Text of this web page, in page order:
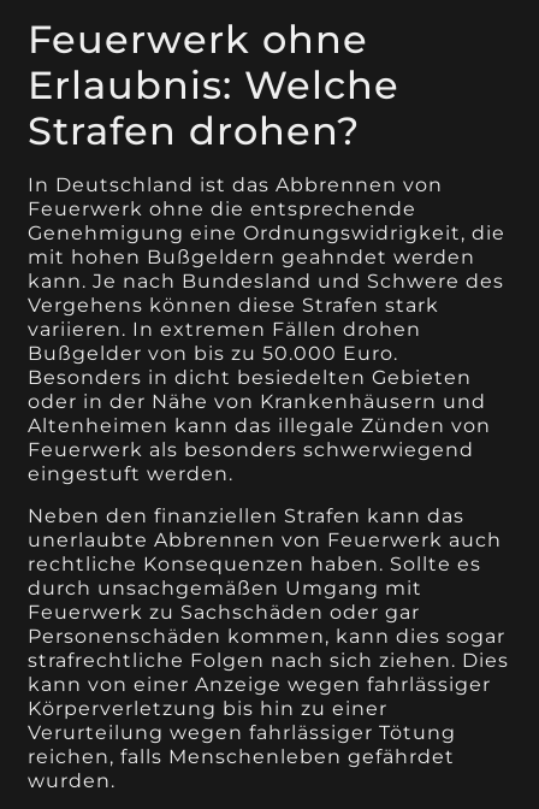
Feuerwerk ohne
Erlaubnis: Welche
Strafen drohen?
In Deutschland ist das Abbrennen von
Feuerwerk ohne die entsprechende
Genehmigung eine Ordnungswidrigkeit, die
mit hohen Bußgeldern geahndet werden
kann. Je nach Bundesland und Schwere des
Vergehens können diese Strafen stark
variieren. In extremen Fällen drohen
Bußgelder von bis zu 50.000 Euro.
Besonders in dicht besiedelten Gebieten
oder in der Nähe von Krankenhäusern und
Altenheimen kann das illegale Zünden von
Feuerwerk als besonders schwerwiegend
eingestuft werden.
Neben den finanziellen Strafen kann das
unerlaubte Abbrennen von Feuerwerk auch
rechtliche Konsequenzen haben. Sollte es
durch unsachgemäßen Umgang mit
Feuerwerk zu Sachschäden oder gar
Personenschäden kommen, kann dies sogar
strafrechtliche Folgen nach sich ziehen. Dies
kann von einer Anzeige wegen fahrlässiger
Körperverletzung bis hin zu einer
Verurteilung wegen fahrlässiger Tötung
reichen, falls Menschenleben gefährdet
wurden.